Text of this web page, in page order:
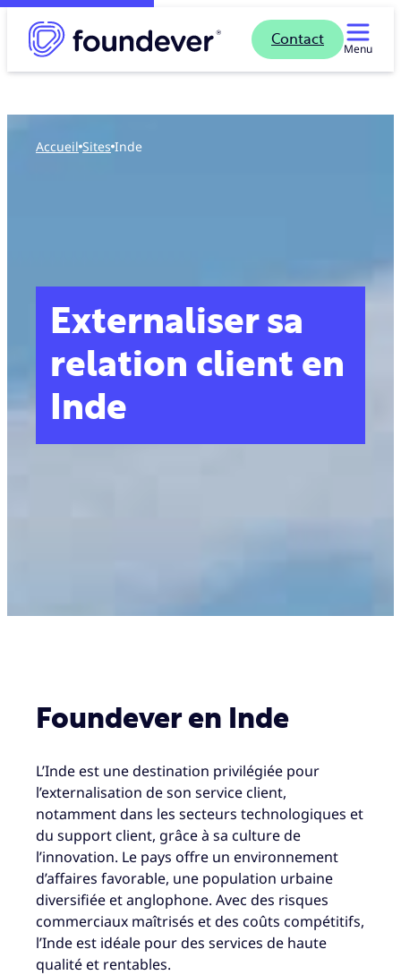
Contact
Menu
Accueil sites Inde
Externaliser sa
relation client en
Inde
Foundever en Inde
L’Inde est une destination privilégiée pour
l’externalisation de son service client,
notamment dans les secteurs technologiques et
du support client, grâce à sa culture de
l’innovation. Le pays offre un environnement
d’affaires favorable, une population urbaine
diversifiée et anglophone. Avec des risques
commerciaux maîtrisés et des coûts compétitifs,
l’Inde est idéale pour des services de haute
qualité et rentables.